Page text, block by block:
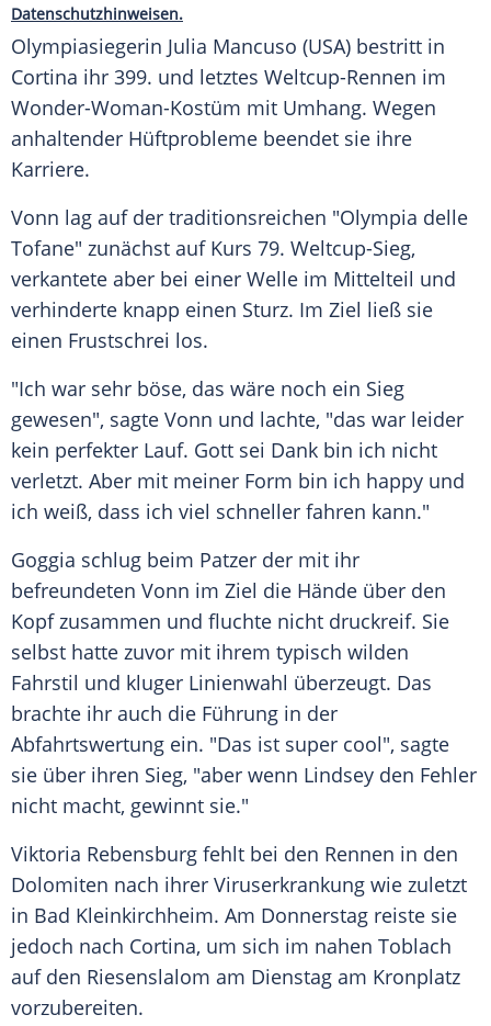
Datenschutzhinweisen.
Olympiasiegerin Julia Mancuso (USA) bestritt in
Cortina ihr 399. und letztes Weltcup-Rennen im
Wonder-Woman-Kostüm mit Umhang. Wegen
anhaltender Hüftprobleme beendet sie ihre
Karriere.
Vonn lag auf der traditionsreichen "Olympia delle
Tofane" zunächst auf Kurs 79. Weltcup-Sieg,
verkantete aber bei einer Welle im Mittelteil und
verhinderte knapp einen Sturz. Im Ziel ließ sie
einen Frustschrei los.
"Ich war sehr böse, das wäre noch ein Sieg
gewesen", sagte Vonn und lachte, "das war leider
kein perfekter Lauf. Gott sei Dank bin ich nicht
verletzt. Aber mit meiner Form bin ich happy und
ich weiß, dass ich viel schneller fahren kann."
Goggia schlug beim Patzer der mit ihr
befreundeten Vonn im Ziel die Hände über den
Kopf zusammen und fluchte nicht druckreif. Sie
selbst hatte zuvor mit ihrem typisch wilden
Fahrstil und kluger Linienwahl überzeugt. Das
brachte ihr auch die Führung in der
Abfahrtswertung ein. "Das ist super cool", sagte
sie über ihren Sieg, "aber wenn Lindsey den Fehler
nicht macht, gewinnt sie."
Viktoria Rebensburg fehlt bei den Rennen in den
Dolomiten nach ihrer Viruserkrankung wie zuletzt
in Bad Kleinkirchheim. Am Donnerstag reiste sie
jedoch nach Cortina, um sich im nahen Toblach
auf den Riesenslalom am Dienstag am Kronplatz
vorzubereiten.